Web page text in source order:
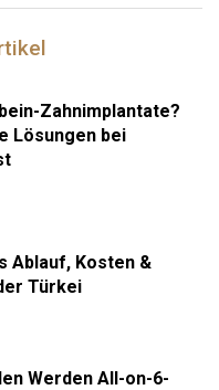
Zahnimplantate?
Lösungen bei
Ablauf, Kosten &
Türkei
Werden All-on-6-